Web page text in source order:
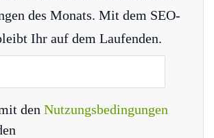
des Monats. Mit dem SEO-
Ihr auf dem Laufenden.
den Nutzungsbedingungen